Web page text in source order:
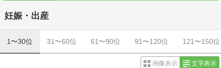
妊娠・出産
1〜30位 31〜60位 61〜90位 91〜120位 121〜150位
画像表示 文字表示